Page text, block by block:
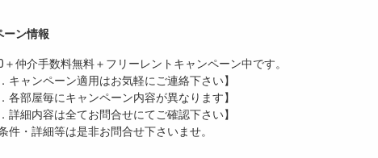
ーン情報
＋仲介手数料無料＋ フリーレント キャンペーン中です。
キャンペーン適用はお気軽にご連絡下さい】
各部屋毎にキャンペーン内容が異なります】
詳細内容は全てお問合せにてご確認下さい】
件・詳細等は是非お問合せ下さいませ。